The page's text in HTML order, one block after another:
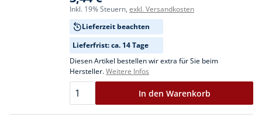
Inkl. 19% Steuern, exkl. Versandkosten
Lieferzeit beachten
Lieferfrist: ca. 14 Tage
Diesen Artikel bestellen wir extra für Sie beim
Hersteller.Weitere Infos
In den Warenkorb